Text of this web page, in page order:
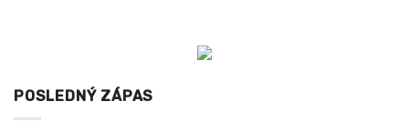
POSLEDNÝ ZÁPAS